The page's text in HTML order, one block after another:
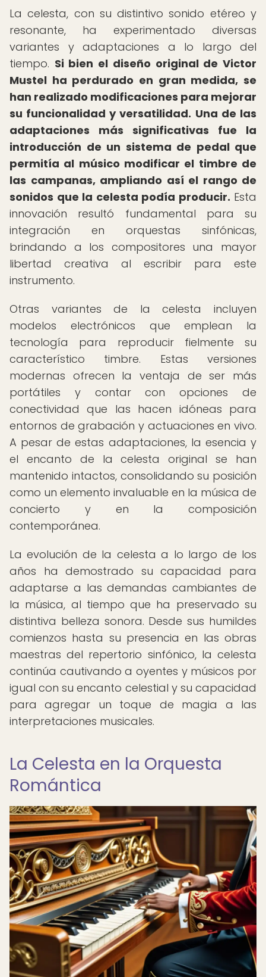
La celesta, con su distintivo sonido etéreo y
resonante, ha experimentado diversas
variantes y adaptaciones a lo largo del
tiempo. Si bien el diseño original de Victor
Mustel ha perdurado en gran medida, se
han realizado modificaciones para mejorar
su funcionalidad y versatilidad. Una de las
adaptaciones más significativas fue la
introducción de un sistema de pedal que
permitía al músico modificar el timbre de
las campanas, ampliando así el rango de
sonidos que la celesta podía producir. Esta
innovación resultó fundamental para su
integración en orquestas sinfónicas,
brindando a los compositores una mayor
libertad creativa al escribir para este
instrumento.
Otras variantes de la celesta incluyen
modelos electrónicos que emplean la
tecnología para reproducir fielmente su
característico timbre. Estas versiones
modernas ofrecen la ventaja de ser más
portátiles y contar con opciones de
conectividad que las hacen idóneas para
entornos de grabación y actuaciones en vivo.
A pesar de estas adaptaciones, la esencia y
el encanto de la celesta original se han
mantenido intactos, consolidando su posición
como un elemento invaluable en la música de
concierto y en la composición
contemporánea.
La evolución de la celesta a lo largo de los
años ha demostrado su capacidad para
adaptarse a las demandas cambiantes de
la música, al tiempo que ha preservado su
distintiva belleza sonora. Desde sus humildes
comienzos hasta su presencia en las obras
maestras del repertorio sinfónico, la celesta
continúa cautivando a oyentes y músicos por
igual con su encanto celestial y su capacidad
para agregar un toque de magia a las
interpretaciones musicales.
La Celesta en la Orquesta
Romántica